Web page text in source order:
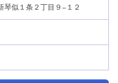
琴似１条２丁目９−１２